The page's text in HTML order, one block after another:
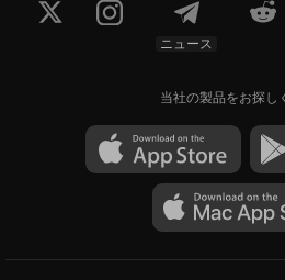
ニュース
当社の製品をお探し